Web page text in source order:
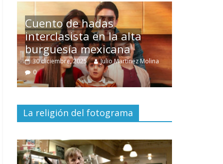
Un hombre entre dos
mundos
15 mayo, 2026 Julio Martínez Molina 0
La religión del fotograma